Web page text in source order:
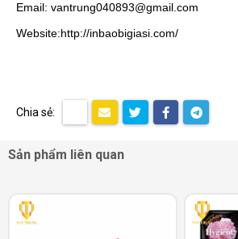
Email: vantrung040893@gmail.com
Website:http://inbaobigiasi.com/
Chia sẻ:
Sản phẩm liên quan